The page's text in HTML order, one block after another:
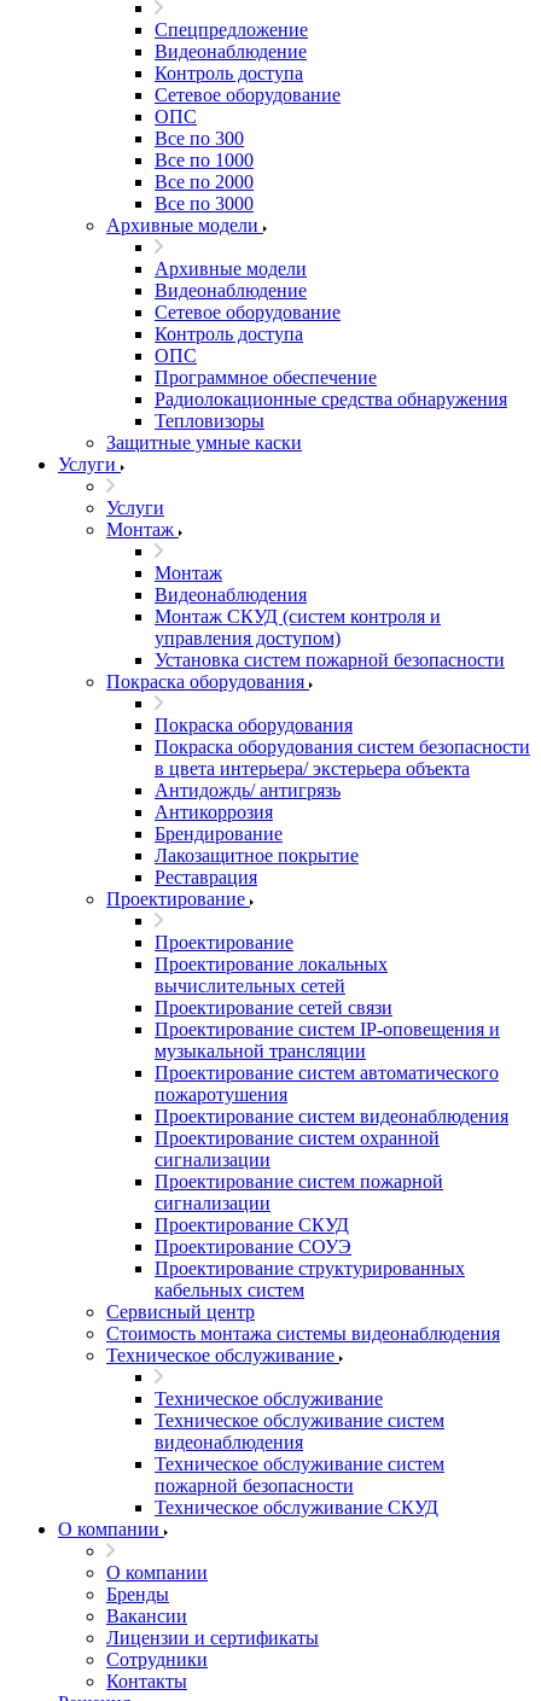
Спецпредложение
Видеонаблюдение
Контроль доступа
Сетевое оборудование
ОПС
Все по 300
Все по 1000
Все по 2000
Все по 3000
Архивные модели
Архивные модели
Видеонаблюдение
Сетевое оборудование
Контроль доступа
ОПС
Программное обеспечение
Радиолокационные средства обнаружения
Тепловизоры
Защитные умные каски
Услуги
Услуги
Монтаж
Монтаж
Видеонаблюдения
Монтаж СКУД (систем контроля и
управления доступом)
Установка систем пожарной безопасности
Покраска оборудования
Покраска оборудования
Покраска оборудования систем безопасности
в цвета интерьера/ экстерьера объекта
Антидождь/ антигрязь
Антикоррозия
Брендирование
Лакозащитное покрытие
Реставрация
Проектирование
Проектирование
Проектирование локальных
вычислительных сетей
Проектирование сетей связи
Проектирование систем IP-оповещения и
музыкальной трансляции
Проектирование систем автоматического
пожаротушения
Проектирование систем видеонаблюдения
Проектирование систем охранной
сигнализации
Проектирование систем пожарной
сигнализации
Проектирование СКУД
Проектирование СОУЭ
Проектирование структурированных
кабельных систем
Сервисный центр
Стоимость монтажа системы видеонаблюдения
Техническое обслуживание
Техническое обслуживание
Техническое обслуживание систем
видеонаблюдения
Техническое обслуживание систем
пожарной безопасности
Техническое обслуживание СКУД
О компании
О компании
Бренды
Вакансии
Лицензии и сертификаты
Сотрудники
Контакты